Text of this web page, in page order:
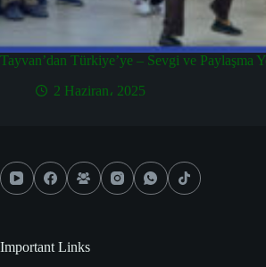
Tayvan’dan Türkiye’ye – Sevgi ve Paylaşma
2 Haziran، 2025
Important Links